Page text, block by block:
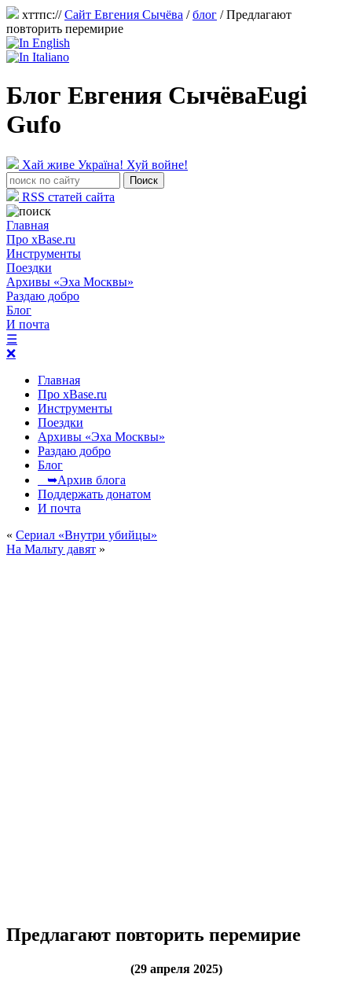
хттпс://Сайт Евгения Сычёва /блог /Предлагают
повторить перемирие
Блог Евгения СычёваEugi
Gufo
Хай живе Україна! Хуй войне!
RSS статей сайта
Главная
Про xBase.ru
Инструменты
Поездки
Архивы «Эха Москвы»
Раздаю добро
Блог
И почта
☰
❌
Главная
Про xBase.ru
Инструменты
Поездки
Архивы «Эха Москвы»
Раздаю добро
Блог
➥Архив блога
Поддержать донатом
И почта
« Сериал «Внутри убийцы»
На Мальту давят »
Предлагают повторить перемирие
(29 апреля 2025)